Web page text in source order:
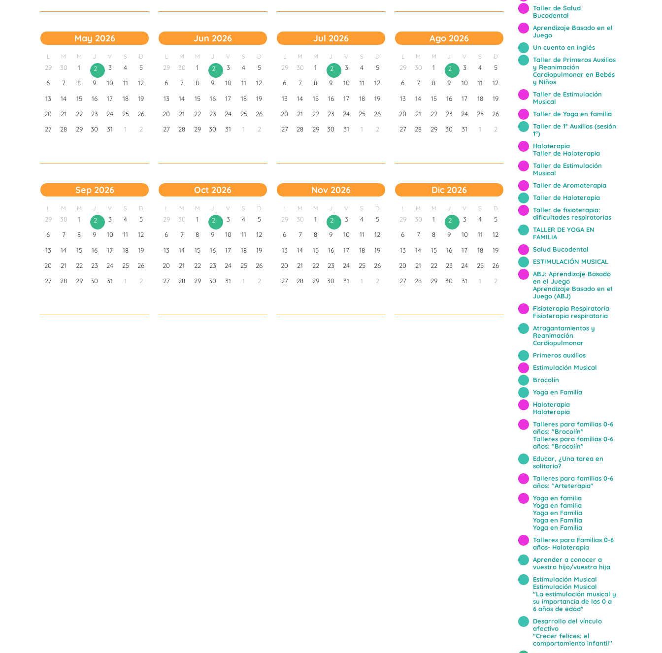
May 2026
L M M J V S D
29 30 1 2 3 4
5
6
7 8 9 10 11
12
13
14 15 16 17 18
19
20
21 22 23 24 25
26
27
28 29 30 31 1 2
Jun 2026
L M M J V S D
29 30 1 2 3 4
5
6
7 8 9 10 11
12
13
14 15 16 17 18
19
20
21 22 23 24 25
26
27
28 29 30 31 1 2
Jul 2026
L M M J V S D
29 30 1 2 3 4
5
6
7 8 9 10 11
12
13
14 15 16 17 18
19
20
21 22 23 24 25
26
27
28 29 30 31 1 2
Ago 2026
L M M J V S D
29 30 1 2 3 4
5
6
7 8 9 10 11
12
13
14 15 16 17 18
19
20
21 22 23 24 25
26
27
28 29 30 31 1 2
Sep 2026
L M M J V S D
29 30 1 2 3 4
5
6
7 8 9 10 11
12
13
14 15 16 17 18
19
20
21 22 23 24 25
26
27
28 29 30 31 1 2
Oct 2026
L M M J V S D
29 30 1 2 3 4
5
6
7 8 9 10 11
12
13
14 15 16 17 18
19
20
21 22 23 24 25
26
27
28 29 30 31 1 2
Nov 2026
L M M J V S D
29 30 1 2 3 4
5
6
7 8 9 10 11
12
13
14 15 16 17 18
19
20
21 22 23 24 25
26
27
28 29 30 31 1 2
Dic 2026
L M M J V S D
29 30 1 2 3 4
5
6
7 8 9 10 11
12
13
14 15 16 17 18
19
20
21 22 23 24 25
26
27
28 29 30 31 1 2
Taller de Salud
Bucodental
Aprendizaje Basado en el
Juego
Un cuento en inglés
Taller de Primeros Auxilios
y Reanimación
Cardiopulmonar en Bebés
y Niños
Taller de Estimulación
Musical
Taller de Yoga en familia
Taller de 1º Auxilios (sesión
1ª)
Haloterapia
Taller de Haloterapia
Taller de Estimulación
Musical
Taller de Aromaterapia
Taller de Haloterapia
Taller de fisioterapia:
dificultades respiratorias
TALLER DE YOGA EN
FAMILIA
Salud Bucodental
ESTIMULACIÓN MUSICAL
ABJ: Aprendizaje Basado
en el Juego
Aprendizaje Basado en el
Juego (ABJ)
Fisioterapia Respiratoria
Fisioterapia respiratoria
Atragantamientos y
Reanimación
Cardiopulmonar
Primeros auxilios
Estimulación Musical
Brocolín
Yoga en Familia
Haloterapia
Haloterapia
Talleres para familias 0-6
años: "Brocolín"
Talleres para familias 0-6
años: "Brocolín"
Educar, ¿Una tarea en
solitario?
Talleres para familias 0-6
años: "Arteterapia"
Yoga en familia
Yoga en familia
Yoga en Familia
Yoga en Familia
Yoga en Familia
Talleres para Familias 0-6
años- Haloterapia
Aprender a conocer a
vuestro hijo/vuestra hija
Estimulación Musical
Estimulación Musical
"La estimulación musical y
su importancia de los 0 a
6 años de edad"
Desarrollo del vínculo
afectivo
"Crecer felices: el
comportamiento infantil"